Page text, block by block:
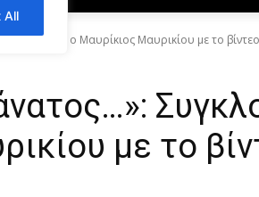
All
ο Μαυρίκιος Μαυρικίου με το
με το